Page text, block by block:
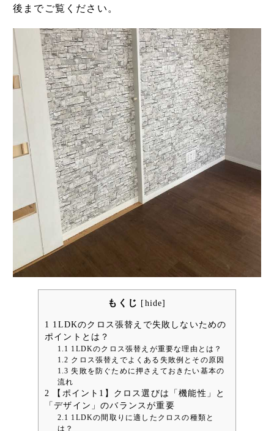
後までご覧ください。
もくじ [ hide]
1 1LDKのクロス張替えで失敗しないための
ポイントとは？
1.1 1LDKのクロス張替えが重要な理由とは？
1.2 クロス張替えでよくある失敗例とその原因
1.3 失敗を防ぐために押さえておきたい基本の
流れ
2 【ポイント1】クロス選びは「機能性」と
「デザイン」のバランスが重要
2.1 1LDKの間取りに適したクロスの種類と
は？